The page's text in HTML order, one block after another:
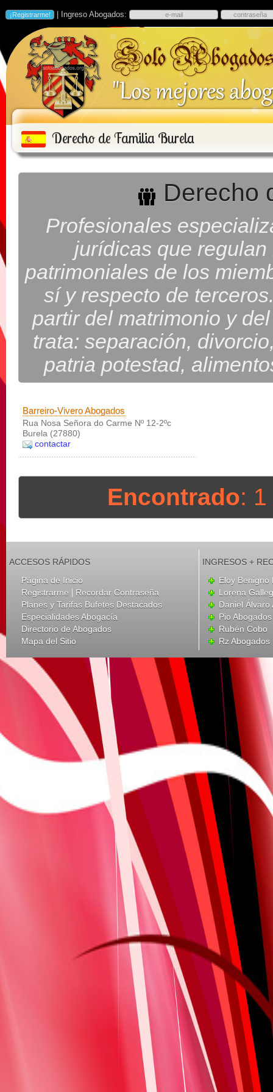
| Ingreso Abogados:
Derecho de Familia Burela
Derecho
Profesionales
jurídicas que
patrimoniales de los
sí y respecto de
partir del matrimonio y
trata: separación,
patria potestad,
Barreiro-Vivero Abogados
Rua Nosa Señora do Carme Nº 12-2ºc
Burela (27880)
contactar
Encontrado:
ACCESOS RÁPIDOS
Página de Inicio
Registrarme | Recordar Contraseña
Planes y Tarifas Bufetes Destacados
Especialidades Abogacía
Directorio de Abogados
Mapa del Sitio
INGRESOS +
Eloy Benigno
Lorena
Daniel Álvaro
Pio
Rubén Cobo
Rz Abogados